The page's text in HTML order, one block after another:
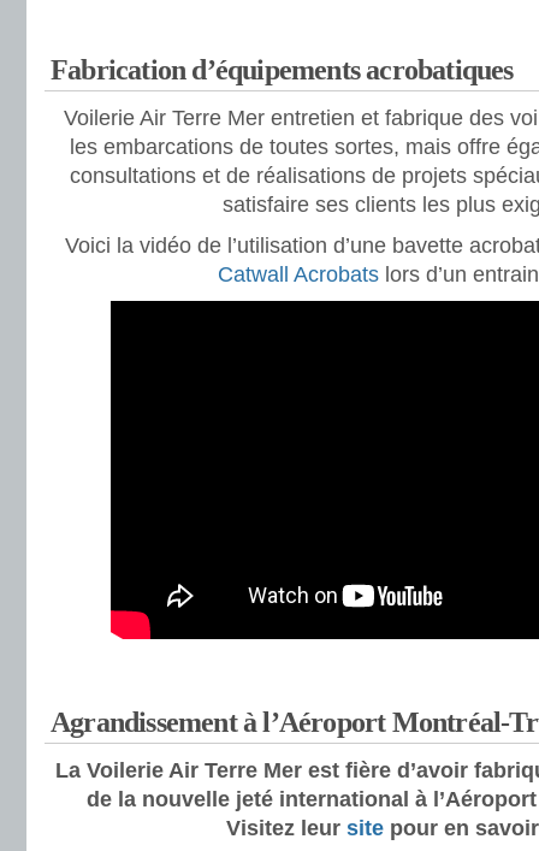
Fabrication d’équipements acrobatiques
Voilerie Air Terre Mer entretien et fabrique des
les embarcations de toutes sortes, mais offre
consultations et de réalisations de projets
satisfaire ses clients les plus
Voici la vidéo de l’utilisation d’une bavette
Catwall Acrobats lors d’un
Agrandissement à l’Aéroport Montréal-
La Voilerie Air Terre Mer est fière d’avoir
de la nouvelle jeté international à
Visitez leur site pour en